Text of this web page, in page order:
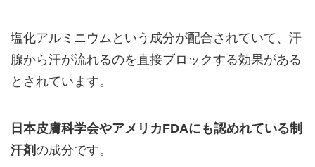
塩化アルミニウムという成分が配合されていて、汗
腺から汗が流れるのを直接ブロックする効果がある
とされています。
日本皮膚科学会やアメリカFDAにも認めれている制
汗剤の成分です。